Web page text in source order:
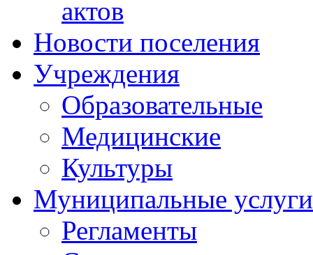
актов
Новости поселения
Учреждения
Образовательные
Медицинские
Культуры
Муниципальные услуги
Регламенты